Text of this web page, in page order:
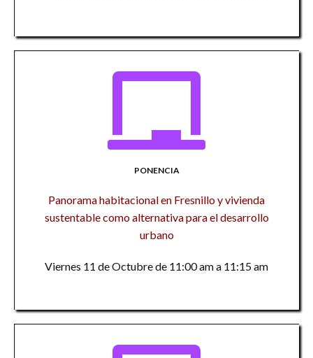
PONENCIA
Panorama habitacional en Fresnillo y vivienda
sustentable como alternativa para el desarrollo
urbano
Viernes 11 de Octubre de 11:00 am a 11:15 am